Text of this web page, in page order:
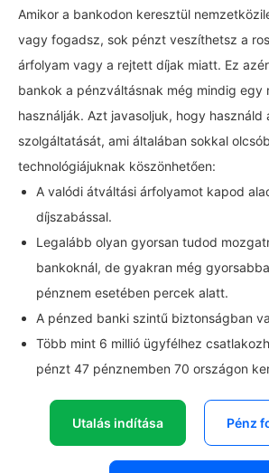
Amikor a bankodon keresztül
vagy fogadsz, sok pénzt veszíthetsz a
árfolyam vagy a rejtett díjak miatt. Ez
bankok a pénzváltásnak még mindig egy
használják. Azt javasoljuk, hogy használd
szolgáltatását, ami általában sokkal
technológiájuknak köszönhetően:
A valódi átváltási árfolyamot kapod
díjszabással.
Legalább olyan gyorsan tudod
bankoknál, de gyakran még
pénznem esetében percek alatt.
A pénzed banki szintű biztonságban
Több mint 6 millió ügyfélhez
pénzt 47 pénznemben 70 országon
Utalás indítása Pénz